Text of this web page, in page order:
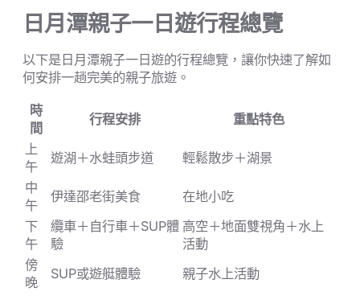
日月潭親子一日遊行程總覽
以下是日月潭親子一日遊的行程總覽，讓你快速了解如
何安排一趟完美的親子旅遊。
時
間
行程安排
重點特色
上
午
遊湖＋水蛙頭步道
輕鬆散步＋湖景
中
午
伊達邵老街美食
在地小吃
下
午
纜車＋自行車＋SUP體
驗
高空＋地面雙視角＋水上
活動
傍
晚
SUP或遊艇體驗 親子水上活動